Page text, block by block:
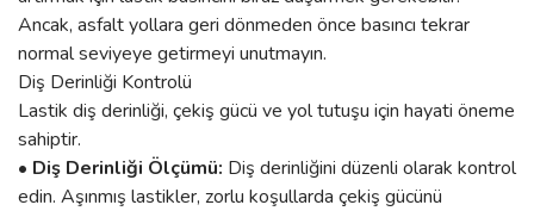
Ancak, asfalt yollara geri dönmeden önce basıncı tekrar
normal seviyeye getirmeyi unutmayın.
Diş Derinliği Kontrolü
Lastik diş derinliği, çekiş gücü ve yol tutuşu için hayati öneme
sahiptir.
• Diş Derinliği Ölçümü: Diş derinliğini düzenli olarak kontrol
edin. Aşınmış lastikler, zorlu koşullarda çekiş gücünü